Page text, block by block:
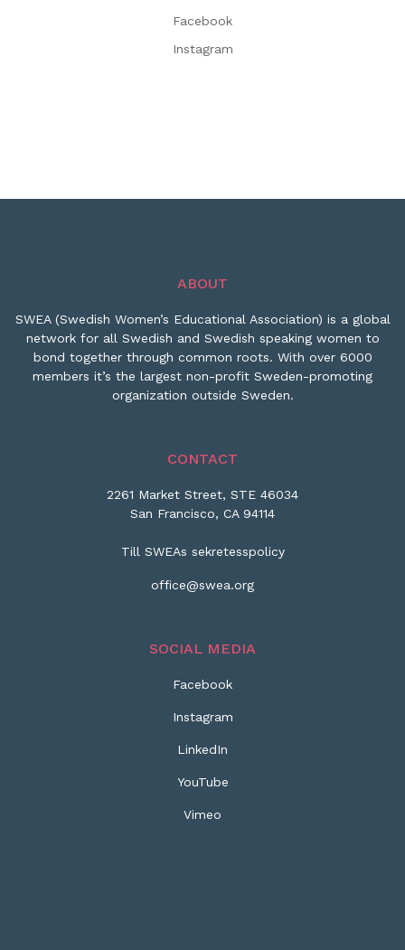
Facebook
Instagram
ABOUT
SWEA (Swedish Women’s Educational Association) is a global
network for all Swedish and Swedish speaking women to
bond together through common roots. With over 6000
members it’s the largest non-profit Sweden-promoting
organization outside Sweden.
CONTACT
2261 Market Street, STE 46034
San Francisco, CA 94114
Till SWEAs sekretesspolicy
office@swea.org
SOCIAL MEDIA
Facebook
Instagram
LinkedIn
YouTube
Vimeo